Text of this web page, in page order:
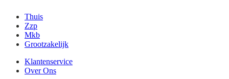
Thuis
Zzp
Mkb
Grootzakelijk
Klantenservice
Over Ons